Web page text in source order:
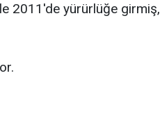
2011'de yürürlüğe girmiş,